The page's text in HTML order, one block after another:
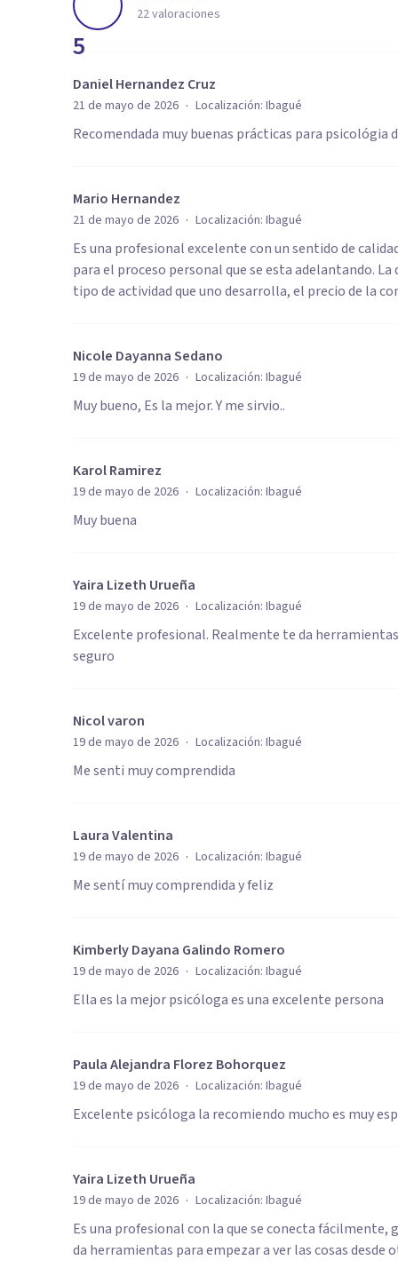
5
22valoraciones
Daniel Hernandez Cruz
21 de mayo de 2026 · Localización: Ibagué
Recomendada muy buenas prácticas para psicológia
Mario Hernandez
21 de mayo de 2026 · Localización: Ibagué
Es una profesional excelente con un sentido de
para el proceso personal que se esta adelantando.
tipo de actividad que uno desarrolla, el precio de la
Nicole Dayanna Sedano
19 de mayo de 2026 · Localización: Ibagué
Muy bueno, Es la mejor. Y me sirvio..
Karol Ramirez
19 de mayo de 2026 · Localización: Ibagué
Muy buena
Yaira Lizeth Urueña
19 de mayo de 2026 · Localización: Ibagué
Excelente profesional. Realmente te da
seguro
Nicol varon
19 de mayo de 2026 · Localización: Ibagué
Me senti muy comprendida
Laura Valentina
19 de mayo de 2026 · Localización: Ibagué
Me sentí muy comprendida y feliz
Kimberly Dayana Galindo Romero
19 de mayo de 2026 · Localización: Ibagué
Ella es la mejor psicóloga es una excelente persona
Paula Alejandra Florez Bohorquez
19 de mayo de 2026 · Localización: Ibagué
Excelente psicóloga la recomiendo mucho es muy
Yaira Lizeth Urueña
19 de mayo de 2026 · Localización: Ibagué
Es una profesional con la que se conecta
da herramientas para empezar a ver las cosas desde